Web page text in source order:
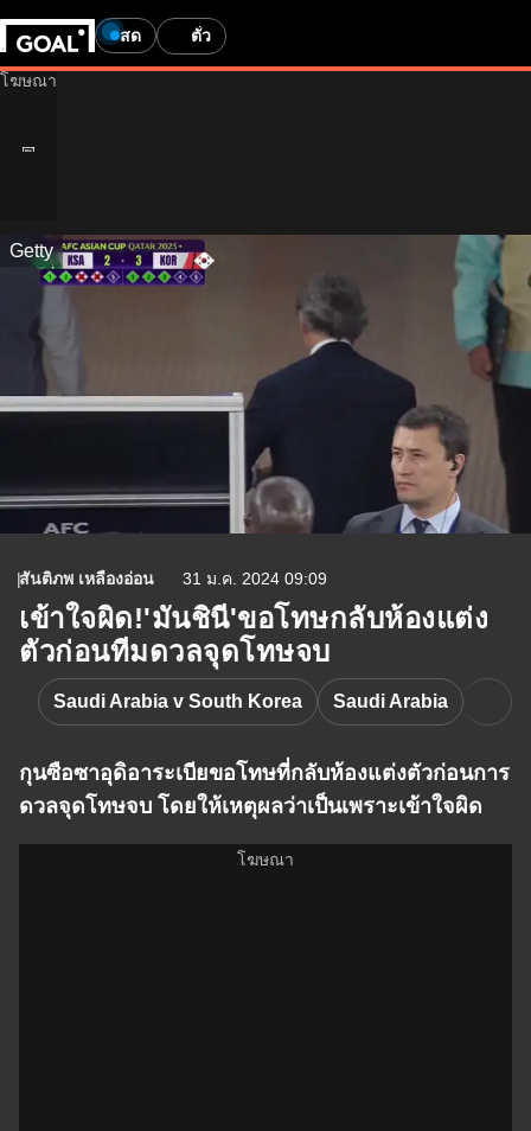
สด ตั๋ว
Getty
สันติภพ เหลืองอ่อน 31 ม.ค. 2024 09:09
เข้าใจผิด!'มันชินี'ขอโทษกลับห้องแต่ง
ตัวก่อนทีมดวลจุดโทษจบ
Saudi Arabia v South Korea Saudi Arabia
กุนซือซาอุดิอาระเบียขอโทษที่กลับห้องแต่งตัวก่อนการ
ดวลจุดโทษจบ โดยให้เหตุผลว่าเป็นเพราะเข้าใจผิด